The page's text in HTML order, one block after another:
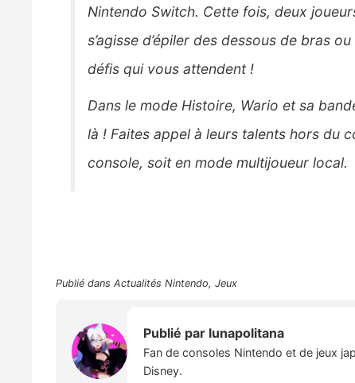
Nintendo Switch. Cette fois, deux
s’agisse d’épiler des dessous de bras
défis qui vous attendent !
Dans le mode Histoire, Wario et sa
là ! Faites appel à leurs talents hors du
console, soit en mode multijoueur local.
Publié dans Actualités Nintendo, Jeux
Publié par lunapolitana
Fan de consoles Nintendo et de jeux
Disney.